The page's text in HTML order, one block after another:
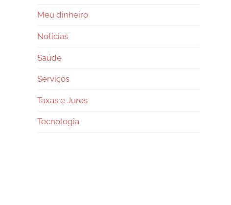
Meu dinheiro
Notícias
Saúde
Serviços
Taxas e Juros
Tecnologia